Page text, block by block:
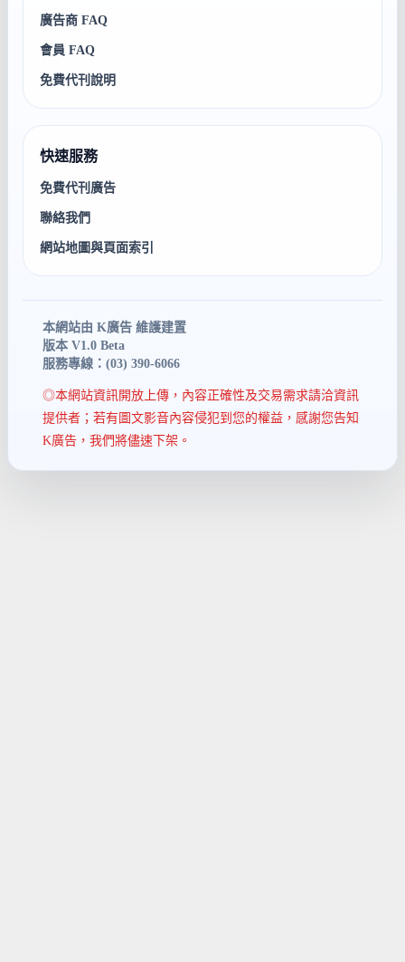
廣告商 FAQ
會員 FAQ
免費代刊說明
快速服務
免費代刊廣告
聯絡我們
網站地圖與頁面索引
本網站由 K廣告 維護建置
版本 V1.0 Beta
服務專線：(03) 390-6066
◎本網站資訊開放上傳，內容正確性及交易需求請洽資訊
提供者；若有圖文影音內容侵犯到您的權益，感謝您告知
K廣告，我們將儘速下架。